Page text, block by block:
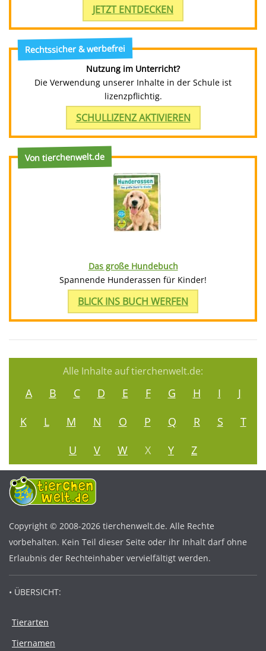
JETZT ENTDECKEN
Rechtssicher & werbefrei
Nutzung im Unterricht?
Die Verwendung unserer Inhalte in der Schule ist
lizenzpflichtig.
SCHULLIZENZ AKTIVIEREN
Von tierchenwelt.de
Das große Hundebuch
Spannende Hunderassen für Kinder!
BLICK INS BUCH WERFEN
Alle Inhalte auf tierchenwelt.de:
A B C D E F G H I
J
K
L M N O P Q R S
T
U
V W X Y Z
Copyright © 2008-2026 tierchenwelt.de. Alle Rechte
vorbehalten. Kein Teil dieser Seite oder ihr Inhalt darf ohne
Erlaubnis der Rechteinhaber vervielfältigt werden.
• ÜBERSICHT:
Tierarten
Tiernamen